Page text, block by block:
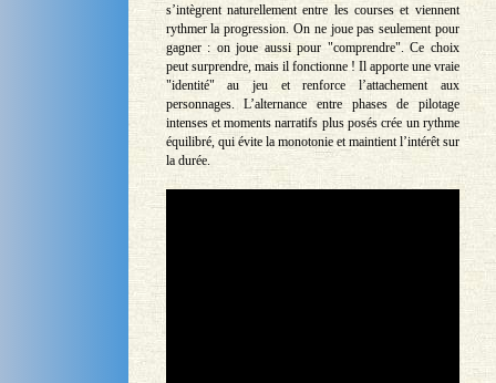
s’intègrent naturellement entre les courses et viennent
rythmer la progression. On ne joue pas seulement pour
gagner : on joue aussi pour "comprendre". Ce choix
peut surprendre, mais il fonctionne ! Il apporte une vraie
"identité" au jeu et renforce l’attachement aux
personnages. L’alternance entre phases de pilotage
intenses et moments narratifs plus posés crée un rythme
équilibré, qui évite la monotonie et maintient l’intérêt sur
la durée.